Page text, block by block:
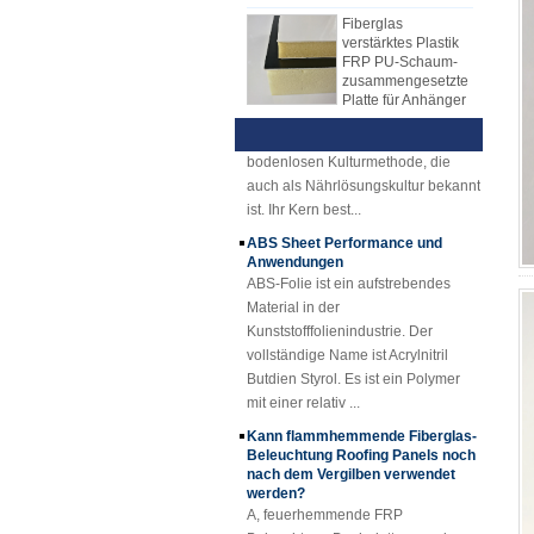
Fiberglas
verstärktes Plastik
FRP PU-Schaum-
zusammengesetzte
Platte für Anhänger
25mm Stärke Gelb
Verstärktes
Kunststoff FRP
Gitter
verstärkte Plastik
Rod Tube Channel
Beam FRP-Profile
Gel-beschichtetes
transparentes
glasfaserverstärktes
Kunststoff-FRP-
Dachblech
SMC BMC
Fiberglas Resin
Composite FRP
Arten von Kernmaterialien, wie z. B.
PP-Wabenkernmaterial, XPS-
Kernmaterial, PU-Kernmaterial usw.
zur Herstellung von FRP-Platten.
FRP-Mechanismus Blatt nach und
nach ersetzt Hand Lay-up-Blatt. Das
FRP-Mechanismusblatt hat viele
Vorteile gegenüber dem
Mechanismusplatte hat eine stabile
Qualität und gleichmäßige Dicke.
Kostengünstige, saubere und
glänzende Oberfläche.
Hydroponics Übersicht Technik
und Vorteile
1) Hydroponische ÜbersichtDie
Hydrokultur ist eine neue Art der
auch als Nährlösungskultur bekannt
ist. Ihr Kern best...
Anwendungen
ABS-Folie ist ein aufstrebendes
Material in der
Kunststofffolienindustrie. Der
vollständige Name ist Acrylnitril
Butdien Styrol. Es ist ein Polymer
mit einer relativ ...
Beleuchtung Roofing Panels noch
nach dem Vergilben verwendet
werden?
A, feuerhemmende FRP
Beleuchtung Dachplatten werden